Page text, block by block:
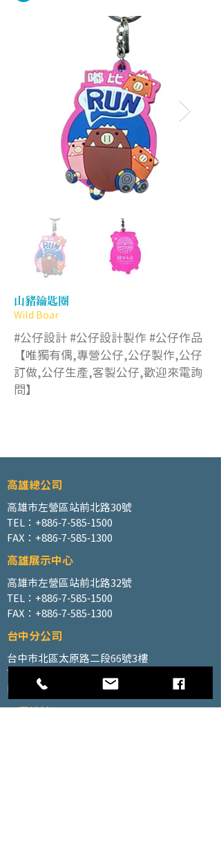
山豬鑰匙圈
Wild Boar
#公仔設計 #公仔設計製作 #公仔作品
【唯獨有偶,專營公仔,公仔製作,公仔
訂做,公仔生產,客製公仔,歡迎來電詢
問】
高雄總公司
高雄市左營區站前北路30號
TEL：+886-7-585-1500
FAX：+886-7-585-1300
高雄展示中心
高雄市左營區站前北路32號
TEL：+886-7-585-1500
FAX：+886-7-585-1300
台中分公司
台中市北區太原路二段66號3樓
TEL：+886-4-2202-5660
FAX：+886-4-2206-3527
工廠地址